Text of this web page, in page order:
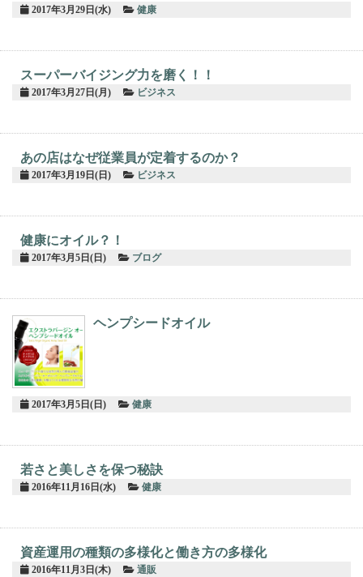
2017年3月29日(水) 健康
スーパーバイジング力を磨く！！
2017年3月27日(月) ビジネス
あの店はなぜ従業員が定着するのか？
2017年3月19日(日) ビジネス
健康にオイル？！
2017年3月5日(日) ブログ
ヘンプシードオイル
2017年3月5日(日) 健康
若さと美しさを保つ秘訣
2016年11月16日(水) 健康
資産運用の種類の多様化と働き方の多様化
2016年11月3日(木) 通販